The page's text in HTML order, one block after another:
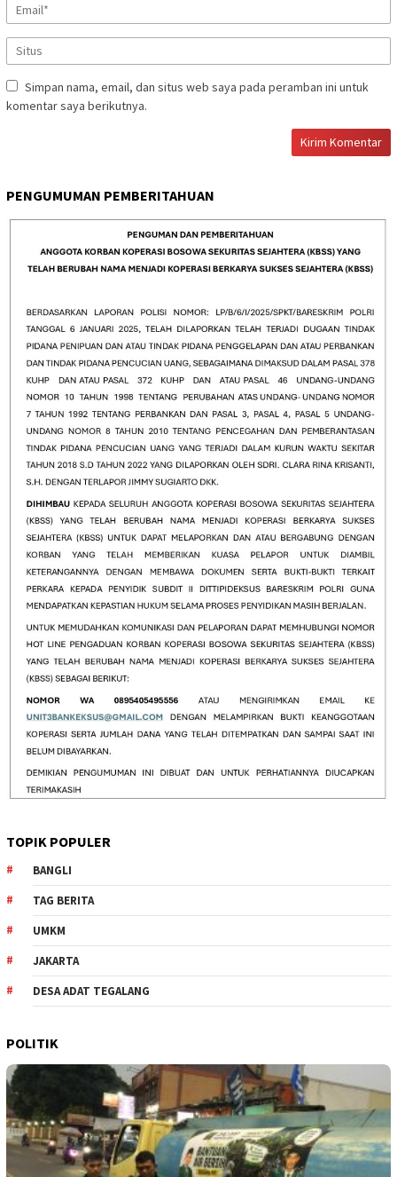
Simpan nama, email, dan situs web saya pada peramban ini untuk
komentar saya berikutnya.
PENGUMUMAN PEMBERITAHUAN
TOPIK POPULER
BANGLI
TAG BERITA
UMKM
JAKARTA
DESA ADAT TEGALANG
POLITIK